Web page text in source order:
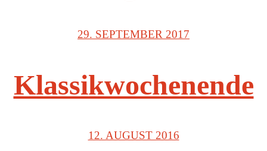
29. SEPTEMBER 2017
Klassikwochenende
12. AUGUST 2016